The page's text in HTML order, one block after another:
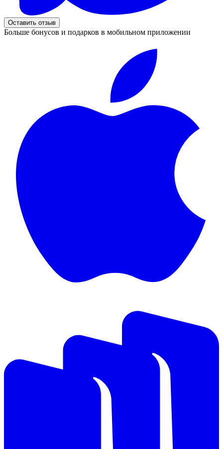
Оставить отзыв
Больше бонусов и подарков в мобильном приложении